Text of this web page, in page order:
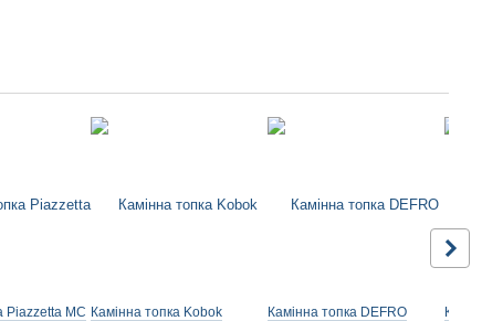
Piazzetta MC Камінна топка Kobok
Камінна топка DEFRO